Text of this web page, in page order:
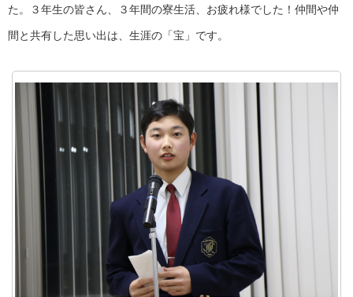
た。３年生の皆さん、３年間の寮生活、お疲れ様でした！仲間や仲
間と共有した思い出は、生涯の「宝」です。